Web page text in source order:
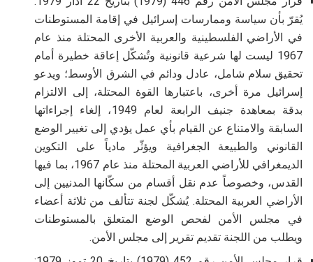
يُقرّ بأن سياسة وممارسات إسرائيل في إقامة المستوطنات
في الأراضي الفلسطينية والعربية الأخرى المحتلة منذ عام
1967 ليست لها شرعية قانونية وتُشكّل إعاقة خطيرة أمام
تحقيق سلام شامل، عادل ودائم في الشرق الأوسط؛ ويدعو
إسرائيل مرة أخرى، باعتبارها القوة المحتلة، إلى الالتزام
بدقة بمعاهدة جنيف الرابعة لعام 1949، إلغاء إجراءاتها
السابقة والامتناع عن القيام بأي عمل يؤدي إلى تغيير الوضع
القانوني والطبيعة الجغرافية ويؤثّر مادياً على التكوين
الديمغرافي للأراضي العربية المحتلة منذ عام 1967، بما فيها
القدس، وخصوصاً عدم نقل أقسام من سكّانها المدنيين إلى
الأراضي العربية المحتلة. يُشكّل لجنة تتألف من ثلاثة أعضاء
في مجلس الأمن لفحص الوضع المتعلق بالمستوطنات
ويطلب من اللجنة تقديم تقرير إلى مجلس الأمن.